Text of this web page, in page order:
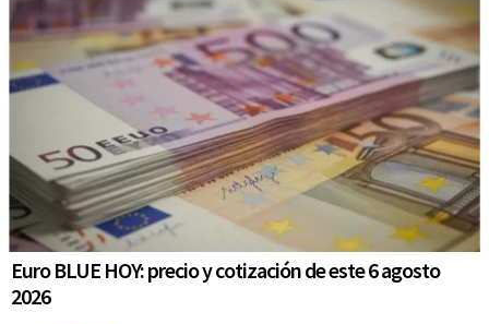
Euro BLUE HOY: precio y cotización de este 6 agosto
2026